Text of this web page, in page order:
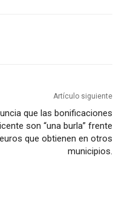
Artículo siguiente
que las bonificaciones
son “una burla” frente
que obtienen en otros
municipios.